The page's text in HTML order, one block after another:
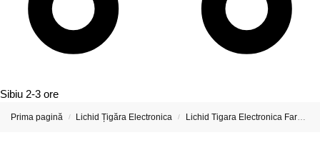
Sibiu 2-3 ore
Prima pagină / Lichid Țigăra Electronica / Lichid Tigara Electronica Fara Nicotina